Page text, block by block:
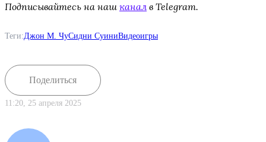
Подписывайтесь на наш канал в Telegram.
Теги:Джон М. ЧуСидни СуиниВидеоигры
Поделиться
11:20, 25 апреля 2025